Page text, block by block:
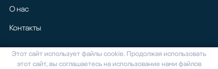
О нас
Контакты
© 2024 Homilton. Все права защищены
Этот сайт использует файлы cookie. Продолжая использовать
этот сайт, вы соглашаетесь на использование нами файлов